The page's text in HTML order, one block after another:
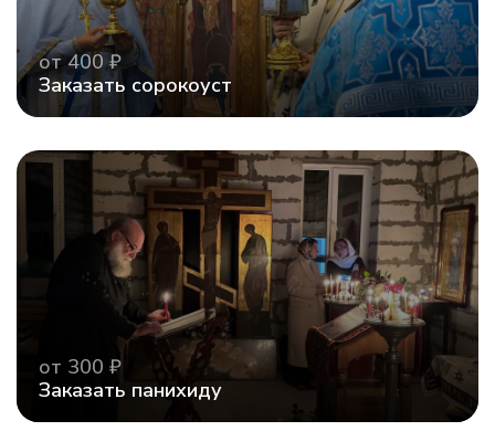
Заказать сорокоуст
от 400 ₽
Заказать панихиду
от 300 ₽